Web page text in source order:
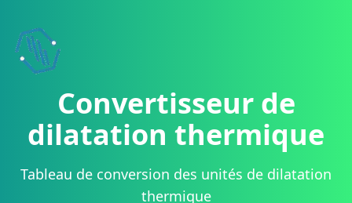
Convertisseur de
dilatation thermique
Tableau de conversion des unités de dilatation
thermique